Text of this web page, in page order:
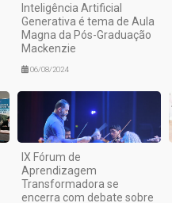
Inteligência Artificial
Generativa é tema de Aula
Magna da Pós-Graduação
Mackenzie
06/08/2024
IX Fórum de
Aprendizagem
Transformadora se
encerra com debate sobre